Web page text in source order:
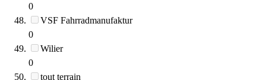
0
VSF Fahrradmanufaktur
0
Wilier
0
tout terrain